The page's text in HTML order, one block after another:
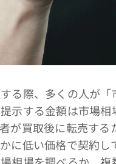
る際、多くの人が
示する金額は市場
が買取後に転売す
に低い価格で契約